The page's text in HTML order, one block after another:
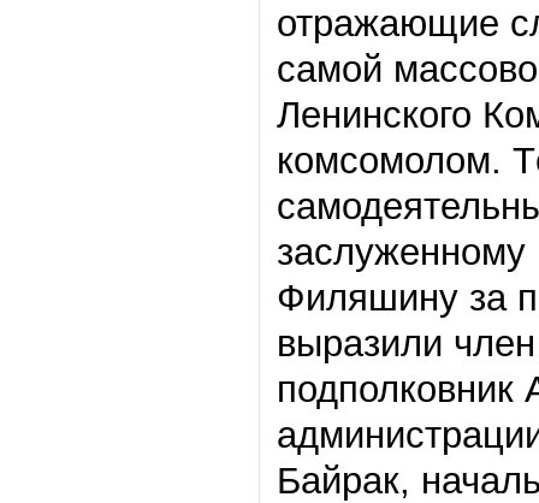
отражающие
самой
Ленинского
комсомолом.
Филяшину за
выразили
подполковник
Байрак,